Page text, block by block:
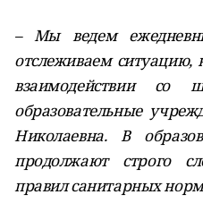
– Мы ведем
отслеживаем ситуацию,
взаимодействии со
образовательные
Николаевна. В
продолжают строго
правил санитарных